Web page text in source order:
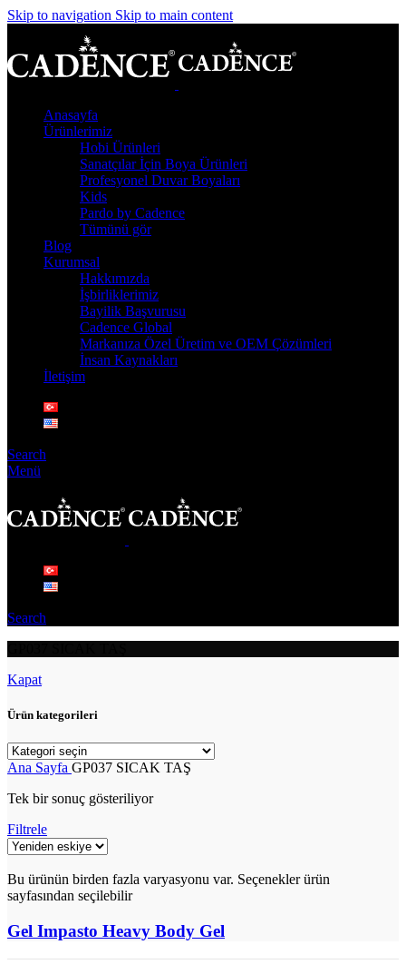
Skip to navigation Skip to main content
Anasayfa
Ürünlerimiz
Hobi Ürünleri
Sanatçılar İçin Boya Ürünleri
Profesyonel Duvar Boyaları
Kids
Pardo by Cadence
Tümünü gör
Blog
Kurumsal
Hakkımızda
İşbirliklerimiz
Bayilik Başvurusu
Cadence Global
Markanıza Özel Üretim ve OEM Çözümleri
İnsan Kaynakları
İletişim
Search
Menü
Search
Kapat
Ürün kategorileri
Ana Sayfa GP037 SICAK TAŞ
Tek bir sonuç gösteriliyor
Filtrele
Bu ürünün birden fazla varyasyonu var. Seçenekler ürün
sayfasından seçilebilir
Gel Impasto Heavy Body Gel